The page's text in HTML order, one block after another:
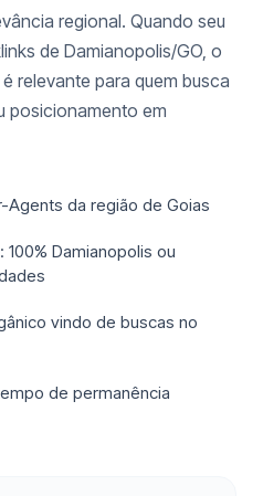
regional. Quando seu
de Damianopolis/GO, o
relevante para quem busca
posicionamento em
Agents da região de Goias
Damianopolis ou
vindo de buscas no
de permanência